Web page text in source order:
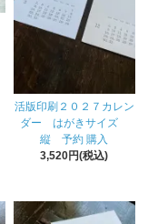
活版印刷２０２７カレン
ダー はがきサイズ
縦 予約 購入
3,520円(税込)